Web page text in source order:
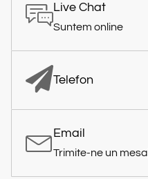
Live Chat
Suntem online
Telefon
Email
Trimite-ne un